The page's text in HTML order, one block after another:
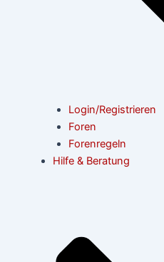
Login/Registrieren
Foren
Forenregeln
Hilfe & Beratung